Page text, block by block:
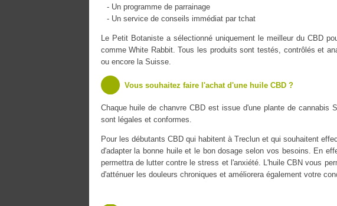
- Un programme de parrainage
- Un service de conseils immédiat par tchat
Le Petit Botaniste a sélectionné uniquement le meilleur du CBD
comme White Rabbit. Tous les produits sont testés, contrôlés et
ou encore la Suisse.
Vous souhaitez faire l'achat d'une huile CBD ?
Chaque huile de chanvre CBD est issue d'une plante de
sont légales et conformes.
Pour les débutants CBD qui habitent à Treclun et qui souhaitent
d'adapter la bonne huile et le bon dosage selon vos besoins. En
permettra de lutter contre le stress et l'anxiété. L'huile CBN vous
d'atténuer les douleurs chroniques et améliorera également votre